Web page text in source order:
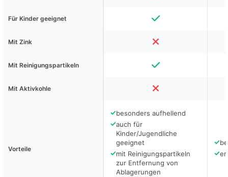
Für Kinder geeignet
Mit Zink
Mit Reinigungspartikeln
Mit Aktivkohle
Vorteile
✓besonders aufhellend
✓auch für
Kinder/Jugendliche
geeignet
✓mit Reinigungspartikeln
zur Entfernung von
Ablagerungen
✓
✓